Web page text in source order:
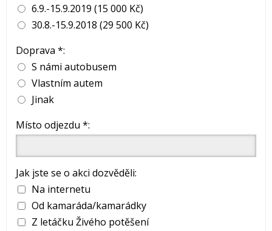
6.9.-15.9.2019 (15 000 Kč)
30.8.-15.9.2018 (29 500 Kč)
Doprava *:
S námi autobusem
Vlastním autem
Jinak
Místo odjezdu *:
Jak jste se o akci dozvěděli:
Na internetu
Od kamaráda/kamarádky
Z letáčku Živého potěšení